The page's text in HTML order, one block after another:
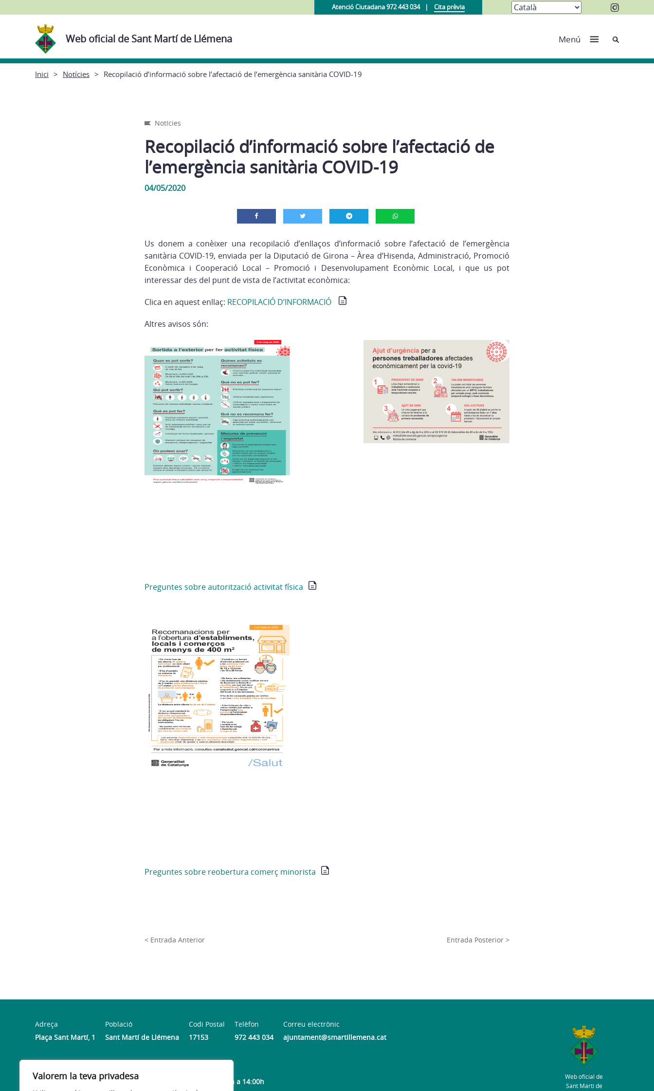
Valorem la teva privadesa
Atenció Ciutadana 972 443 034 Cita prèvia
Web oficial de Sant Martí de Llémena Menú Cerca
Inici Notícies Recopilació d’informació sobre l’afectació de l’emergència sanitària COVID-19
Notícies
Recopilació d’informació sobre l’afectació de
l’emergència sanitària COVID-19
04/05/2020
Us donem a conèixer una recopilació d’enllaços d’informació sobre l’afectació de l’emergència
sanitària COVID-19, enviada per la Diputació de Girona – Àrea d’Hisenda, Administració, Promoció
Econòmica i Cooperació Local – Promoció i Desenvolupament Econòmic Local, i que us pot
interessar des del punt de vista de l’activitat econòmica:
Clica en aquest enllaç: RECOPILACIÓ D’INFORMACIÓ
Altres avisos són:
Preguntes sobre autorització activitat física
Preguntes sobre reobertura comerç minorista
< Entrada Anterior Entrada Posterior >
Adreça
Plaça Sant Martí, 1
Població
Sant Martí de Llémena
Codi Postal
17153
Telèfon
972 443 034
Correu electrònic
ajuntament@smartillemena.cat
Dilluns de 16:00h a 18:00h - De dimarts a divendres de 9:30h a 14:00h
Web oficial de
Sant Martí de